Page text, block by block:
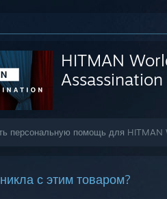
HITMAN
Assassination
персональную помощь для
с этим товаром?